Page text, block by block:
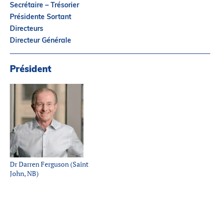
À Propos
Partenaires
Introduction à la RI
Présence mondiale
COVID-19
Carrières en RI
English
Secrétaire – Trésorier
Présidente Sortant
Directeurs
Directeur Générale
Président
Dr Darren Ferguson (Saint
John, NB)